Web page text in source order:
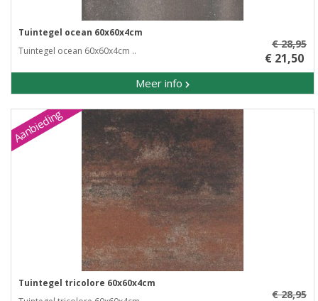
Tuintegel ocean 60x60x4cm
Tuintegel ocean 60x60x4cm ..
Meer info
€ 28,95
€ 21,50
Aanbieding
Tuintegel tricolore 60x60x4cm
€ 28,95